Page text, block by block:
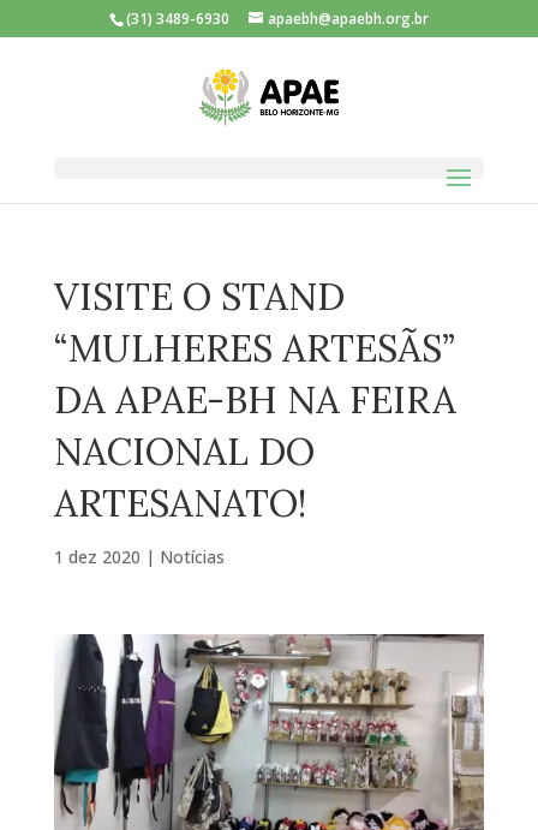
(31) 3489-6930 apaebh@apaebh.org.br
VISITE O STAND
“MULHERES ARTESÃS”
DA APAE-BH NA FEIRA
NACIONAL DO
ARTESANATO!
1 dez 2020 | Notícias